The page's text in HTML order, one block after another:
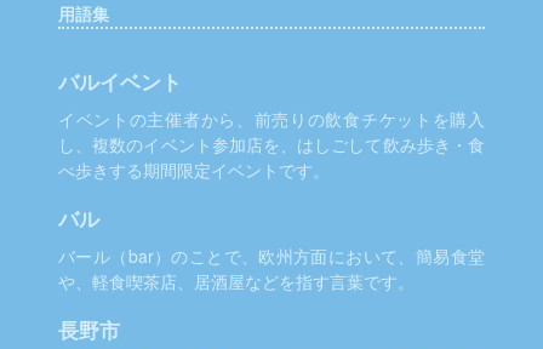
用語集
バルイベント
イベントの主催者から、前売りの飲食チケットを購入
し、複数のイベント参加店を、はしごして飲み歩き・食
べ歩きする期間限定イベントです。
バル
バール（bar）のことで、欧州方面において、簡易食堂
や、軽食喫茶店、居酒屋などを指す言葉です。
長野市